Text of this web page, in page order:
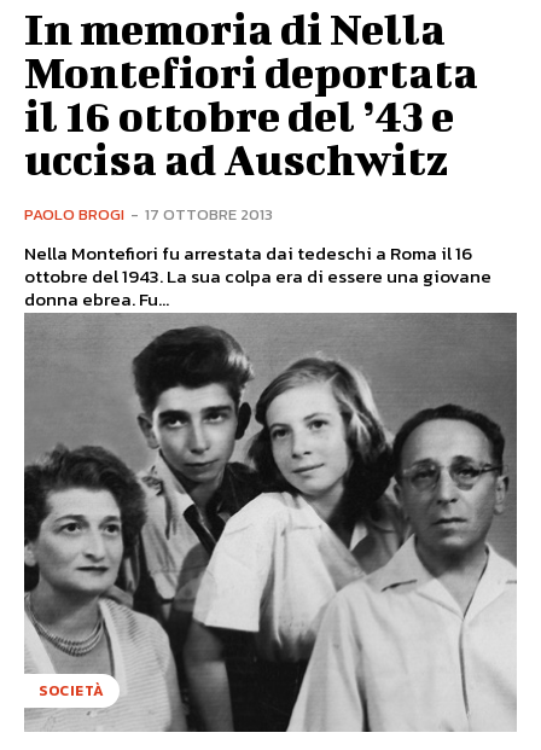
In memoria di Nella
Montefiori deportata
il 16 ottobre del ’43 e
uccisa ad Auschwitz
PAOLO BROGI - 17 OTTOBRE 2013
Nella Montefiori fu arrestata dai tedeschi a Roma il 16
ottobre del 1943. La sua colpa era di essere una giovane
donna ebrea. Fu...
SOCIETÀ